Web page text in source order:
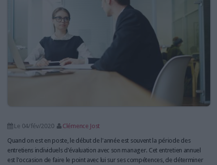
L'ANNUAIRE DES ACTEURS
LES LIVRES BLANCS
LES SUPPLÉMENTS
NOS OFFRES D'ABONNEMENTS
Le 04/fév/2020
Clémence Jost
Quand on est en poste, le début de l'année est souvent la période des
entretiens individuels d'évaluation avec son manager. Cet entretien annuel
est l'occasion de faire le point avec lui sur ses compétences, de déterminer